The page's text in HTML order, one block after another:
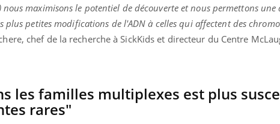
maximisons le potentiel de découverte et nous permettons une
plus petites modifications de l'ADN à celles qui affectent des
chef de la recherche à SickKids et directeur du Centre
les familles multiplexes est plus
rares"
si on
type 2
Youtube
Eczéma Chronique des Mains : se
préparer pour l’été !Youtube
Youtube
Diabète &
Le Ramadan
nombreuses